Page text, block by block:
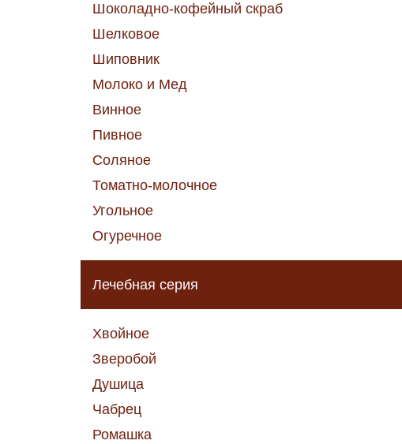
Шоколадно-кофейный скраб
Шелковое
Шиповник
Молоко и Мед
Винное
Пивное
Соляное
Томатно-молочное
Угольное
Огуречное
Лечебная серия
Хвойное
Зверобой
Душица
Чабрец
Ромашка